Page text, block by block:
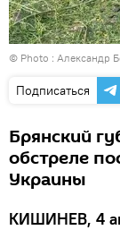
© Photo : Александр
Подписаться
Брянский
обстреле
Украины
КИШИНЕВ, 4